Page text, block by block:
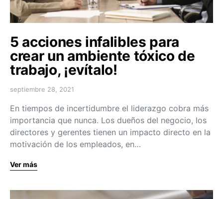
5 acciones infalibles para
crear un ambiente tóxico de
trabajo, ¡evítalo!
septiembre 28, 2021
En tiempos de incertidumbre el liderazgo cobra más
importancia que nunca. Los dueños del negocio, los
directores y gerentes tienen un impacto directo en la
motivación de los empleados, en…
Ver más